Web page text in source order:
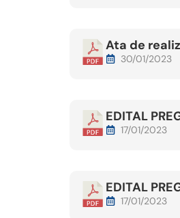
Ata de
30/01/2023
EDITAL
17/01/2023
EDITAL
17/01/2023